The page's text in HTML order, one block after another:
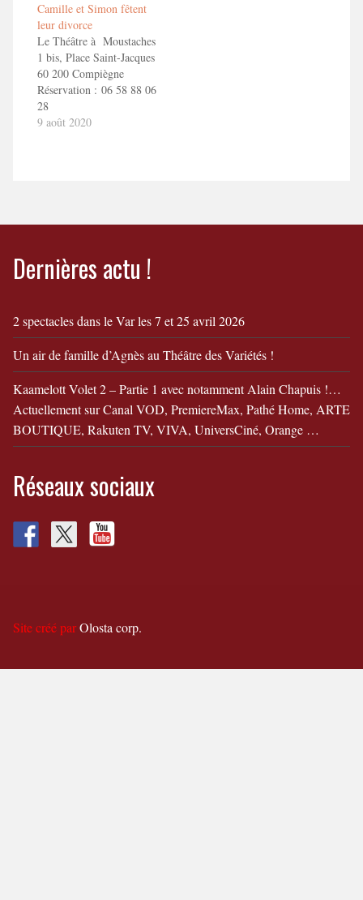
Camille et Simon fêtent
leur divorce
Le Théâtre à Moustaches
1 bis, Place Saint-Jacques
60 200 Compiègne
Réservation : 06 58 88 06
28
https://letheatreamoustaches.com/contact
9 août 2020
Dernières actu !
2 spectacles dans le Var les 7 et 25 avril 2026
Un air de famille d’Agnès au Théâtre des Variétés !
Kaamelott Volet 2 – Partie 1 avec notamment Alain Chapuis !…
Actuellement sur Canal VOD, PremiereMax, Pathé Home, ARTE
BOUTIQUE, Rakuten TV, VIVA, UniversCiné, Orange …
Réseaux sociaux
Site créé parOlosta corp.